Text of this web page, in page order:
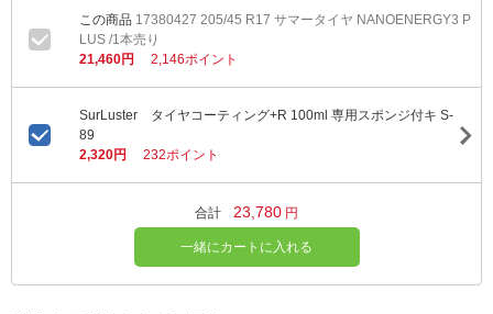
17380427 205/45 R17 サマータイヤ NANOENERGY3 P
LUS /1本売り
21,460円
2,146ポイント
SurLuster タイヤコーティング+R 100ml 専用スポンジ付キ S-
89
2,320円
232ポイント
合計 23,780 円
一緒にカートに入れる